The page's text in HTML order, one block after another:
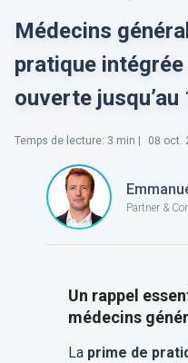
Médecins
pratique
ouverte
Temps de lecture: 3 min | 08 oct.
Partner &
Un rappel
médecins
La prime de